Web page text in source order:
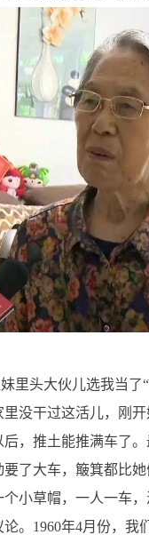
里头大伙儿选我当
没干过这活儿，刚
，推土能推满车了
了大车，簸箕都比
小草帽，一人一车
。1960年4月份，我